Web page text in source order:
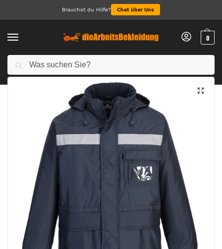
Brauchst du Hilfe? Chat über Uns
0
Start Alle Jacken / Jacken /